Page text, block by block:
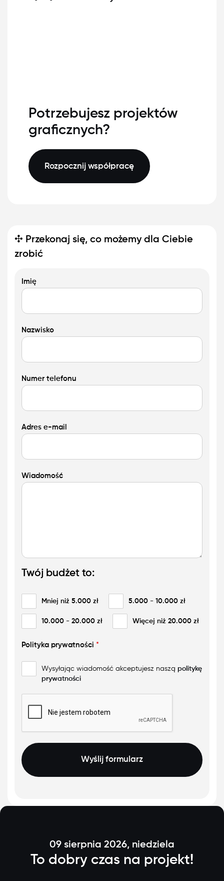
Potrzebujesz projektów
graficznych?
Rozpocznij współpracę
✣ Przekonaj się, co możemy dla Ciebie
zrobić
Imię
Nazwisko
Numer telefonu
Adres e-mail
Wiadomość
Twój budżet to:
Mniej niż 5.000 zł 5.000 - 10.000 zł
10.000 - 20.000 zł Więcej niż 20.000 zł
Polityka prywatności *
Wysyłając wiadomość akceptujesz naszą politykę
prywatności
Wyślij formularz
09 sierpnia 2026, niedziela
To dobry czas na projekt!